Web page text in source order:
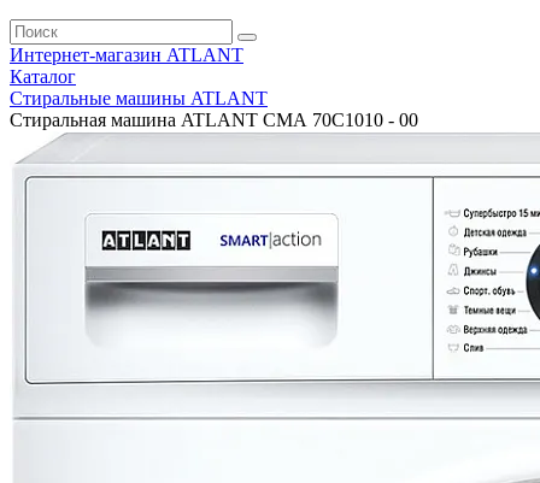
Интернет-магазин ATLANT
Каталог
Стиральные машины ATLANT
Стиральная машина ATLANT СМА 70С1010 - 00